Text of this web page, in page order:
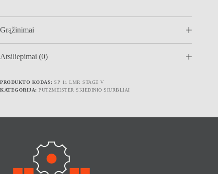
Grąžinimai
Atsiliepimai (0)
PRODUKTO KODAS: SP 11 LMR STAGE V
KATEGORIJA: PUTZMEISTER SKIEDINIO SIURBLIAI